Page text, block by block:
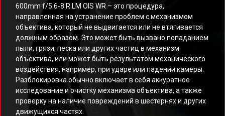
600mm f/5.6-8 R LM OIS WR – это процедура,
направленная на устранение проблем с механизмом
объектива, который не выдвигается или не втягивается
должным образом. Это может быть вызвано попаданием
пыли, грязи, песка или других частиц в механизм
объектива, или может быть результатом механического
воздействия, например, при ударе или падении камеры.
Разблокировка обычно включает в себя аккуратное
исследование и очистку механизма объектива, а также
проверку на наличие повреждений в шестернях и других
движущихся частях.